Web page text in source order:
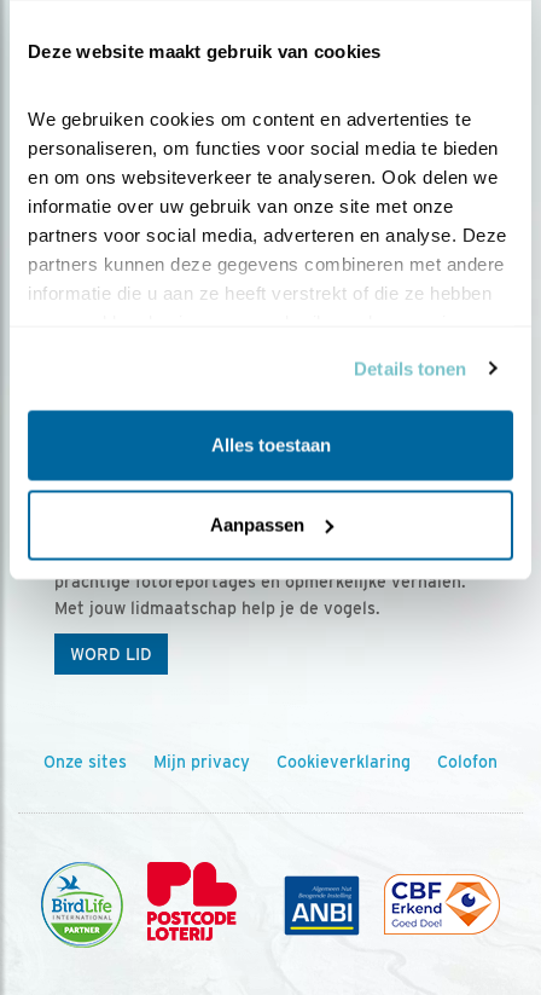
Deze website maakt gebruik van cookies
We gebruiken cookies om content en advertenties te
personaliseren, om functies voor social media te bieden
en om ons websiteverkeer te analyseren. Ook delen we
informatie over uw gebruik van onze site met onze
partners voor social media, adverteren en analyse. Deze
partners kunnen deze gegevens combineren met andere
informatie die u aan ze heeft verstrekt of die ze hebben
Details tonen
Alles toestaan
Aanpassen
Ontvang 5 x Vogels voor € 36,00 per jaar
Vogels is het tijdschrift voor onze leden, met
prachtige fotoreportages en opmerkelijke verhalen.
Met jouw lidmaatschap help je de vogels.
WORD LID
Onze sites Mijn privacy Cookieverklaring Colofon